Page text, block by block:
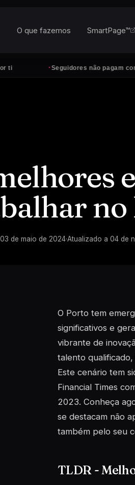
Seguidores não pagam contas —
O que fazemos SmartPage™
03 de maio de 2024·Atualizado a 04 de
O Porto tem
significativos e
vibrante de
talento
Este cenário tem
Financial Times
2023. Conheça
se destacam não
também pelo seu
TLDR -